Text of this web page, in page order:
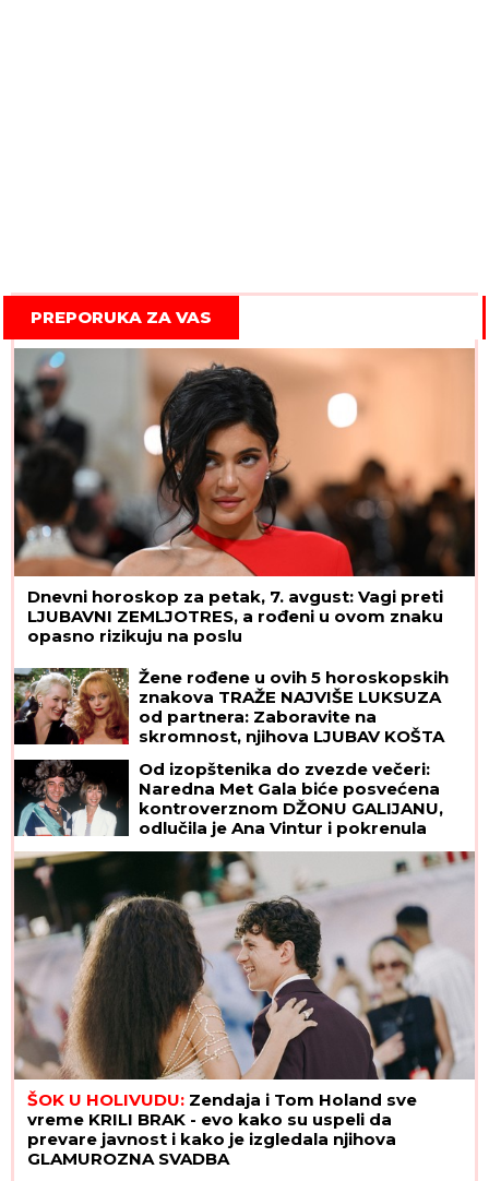
PREPORUKA ZA VAS
Dnevni horoskop za petak, 7. avgust: Vagi preti
LJUBAVNI ZEMLJOTRES, a rođeni u ovom znaku
opasno rizikuju na poslu
Žene rođene u ovih 5 horoskopskih
znakova TRAŽE NAJVIŠE LUKSUZA
od partnera: Zaboravite na
skromnost, njihova LJUBAV KOŠTA
Od izopštenika do zvezde večeri:
Naredna Met Gala biće posvećena
kontroverznom DŽONU GALIJANU,
odlučila je Ana Vintur i pokrenula
lavinu žestokih reakcija
ŠOK U HOLIVUDU: Zendaja i Tom Holand sve
vreme KRILI BRAK - evo kako su uspeli da
prevare javnost i kako je izgledala njihova
GLAMUROZNA SVADBA